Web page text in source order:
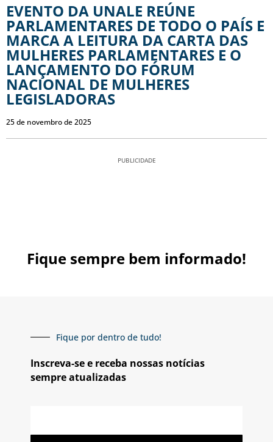
EVENTO DA UNALE REÚNE
PARLAMENTARES DE TODO O PAÍS E
MARCA A LEITURA DA CARTA DAS
MULHERES PARLAMENTARES E O
LANÇAMENTO DO FÓRUM
NACIONAL DE MULHERES
LEGISLADORAS
25 de novembro de 2025
PUBLICIDADE
Fique sempre bem informado!
Fique por dentro de tudo!
Inscreva-se e receba nossas notícias
sempre atualizadas